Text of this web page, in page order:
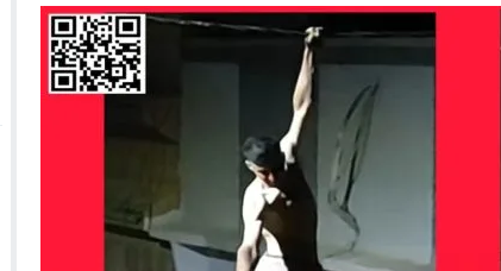
فيها بصيغة أخرى 10:29 الجيش الملكي ينتفض ضد تعيين “ندالا”
وملف “ماء القصبة” يفجّر الأوضاع